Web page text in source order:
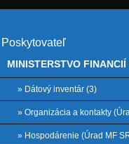
Poskytovateľ
MINISTERSTVO FINANCIÍ
» Dátový inventár (3)
» Organizácia a kontakty
» Hospodárenie (Úrad MF